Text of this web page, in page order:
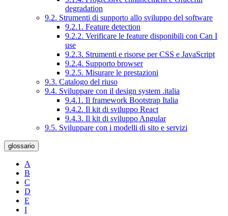
degradation
9.2. Strumenti di supporto allo sviluppo del software
9.2.1. Feature detection
9.2.2. Verificare le feature disponibili con Can I
use
9.2.3. Strumenti e risorse per CSS e JavaScript
9.2.4. Supporto browser
9.2.5. Misurare le prestazioni
9.3. Catalogo del riuso
9.4. Sviluppare con il design system .italia
9.4.1. Il framework Bootstrap Italia
9.4.2. Il kit di sviluppo React
9.4.3. Il kit di sviluppo Angular
9.5. Sviluppare con i modelli di sito e servizi
glossario
A
B
C
D
E
I